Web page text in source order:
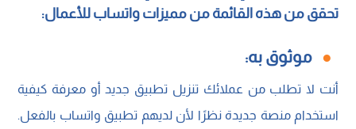
تحقق من هذه القائمة من مميزات واتساب للأعمال:
موثوق به:
أنت لا تطلب من عملائك تنزيل تطبيق جديد أو معرفة كيفية
استخدام منصة جديدة نظرًا لأن لديهم تطبيق واتساب بالفعل.